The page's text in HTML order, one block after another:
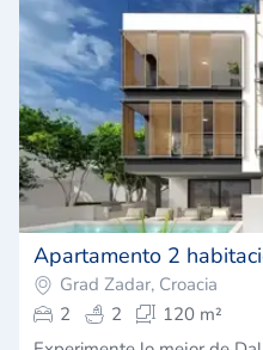
Apartamento 2
Grad Zadar, Croacia
2
2
120 m²